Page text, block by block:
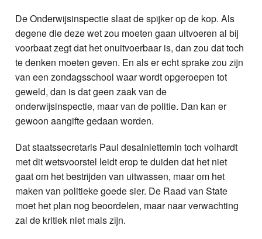
De Onderwijsinspectie slaat de spijker op de kop. Als
degene die deze wet zou moeten gaan uitvoeren al bij
voorbaat zegt dat het onuitvoerbaar is, dan zou dat toch
te denken moeten geven. En als er echt sprake zou zijn
van een zondagsschool waar wordt opgeroepen tot
geweld, dan is dat geen zaak van de
onderwijsinspectie, maar van de politie. Dan kan er
gewoon aangifte gedaan worden.
Dat staatssecretaris Paul desalniettemin toch volhardt
met dit wetsvoorstel leidt erop te duiden dat het niet
gaat om het bestrijden van uitwassen, maar om het
maken van politieke goede sier. De Raad van State
moet het plan nog beoordelen, maar naar verwachting
zal de kritiek niet mals zijn.